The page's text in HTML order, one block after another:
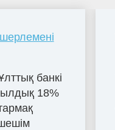
банкі
18%